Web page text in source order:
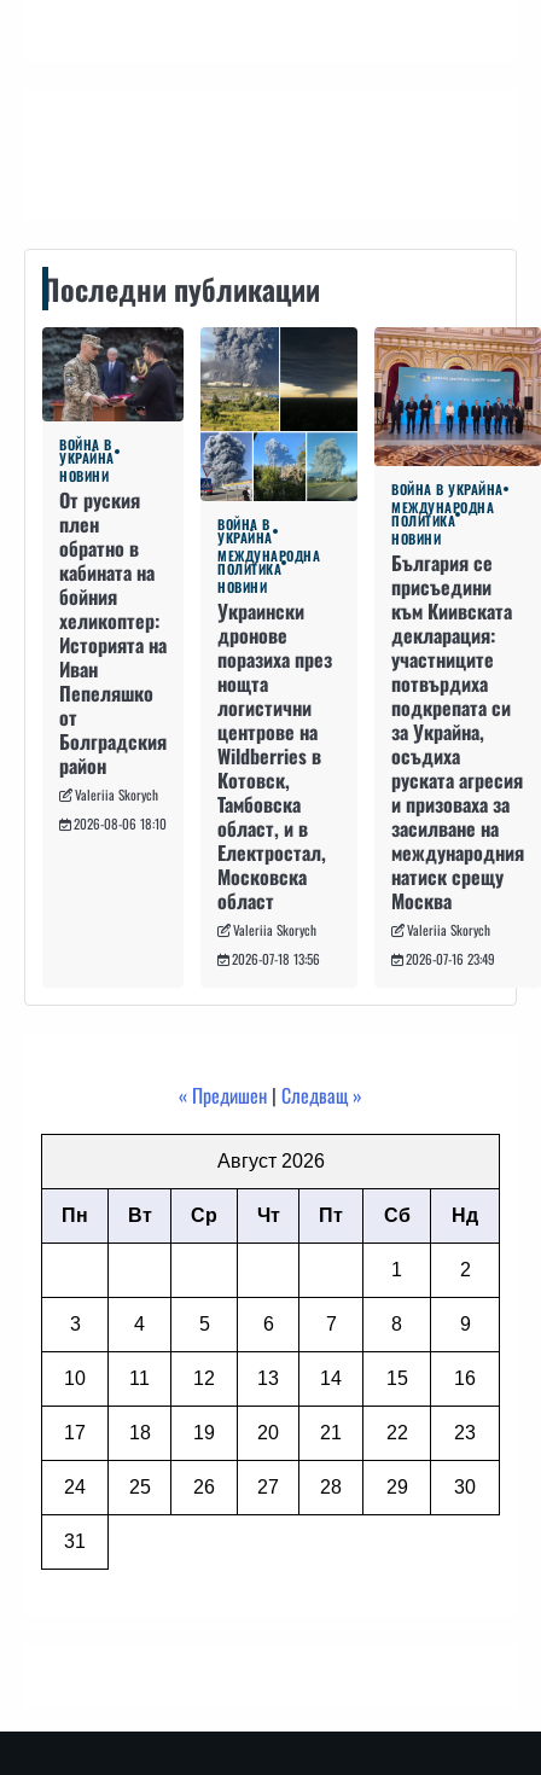
Последни публикации
ВОЙНА В
УКРАЙНА
НОВИНИ
От руския
плен
обратно в
кабината на
бойния
хеликоптер:
Историята на
Иван
Пепеляшко
от
Болградския
район
Valeriia Skorych
2026-08-06 18:10
ВОЙНА В
УКРАЙНА
МЕЖДУНАРОДНА
ПОЛИТИКА
НОВИНИ
Украински
дронове
поразиха през
нощта
логистични
центрове на
Wildberries в
Котовск,
Тамбовска
област, и в
Електростал,
Московска
област
Valeriia Skorych
2026-07-18 13:56
ВОЙНА В УКРАЙНА
МЕЖДУНАРОДНА
ПОЛИТИКА
НОВИНИ
България се
присъедини
към Киивската
декларация:
участниците
потвърдиха
подкрепата си
за Украйна,
осъдиха
руската агресия
и призоваха за
засилване на
международния
натиск срещу
Москва
Valeriia Skorych
2026-07-16 23:49
« Предишен | Следващ »
Август 2026
Пн Вт Ср Чт Пт Сб Нд
1 2
3 4 5 6 7 8 9
10 11 12 13 14 15 16
17 18 19 20 21 22 23
24 25 26 27 28 29 30
31